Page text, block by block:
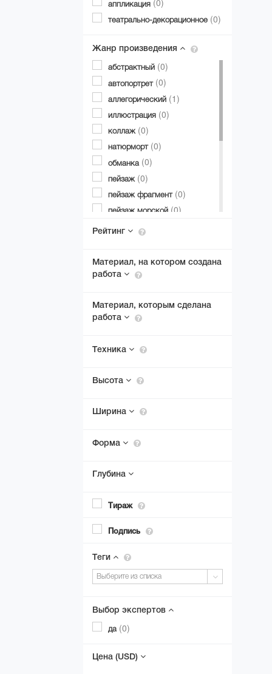
символизм (1)
фигуратив (3)
фэнтези (1)
экспрессионизм
аппликация (0)
театрально-декорационное (0)
Жанр произведения
абстрактный (0)
автопортрет (0)
аллегорический (1)
иллюстрация (0)
коллаж (0)
натюрморт (0)
обманка (0)
пейзаж (0)
пейзаж фрагмент (0)
пейзаж морской (0)
(0)
предметный (0)
религиозный
ужасы (1)
фигуративизм
Рейтинг
Материал, на котором создана
работа
Материал, которым сделана
работа
Техника
Высота
Ширина
Форма
Глубина
Тираж
Подпись
Теги
Выберите из списка
Выбор экспертов
да (0)
Цена (USD)